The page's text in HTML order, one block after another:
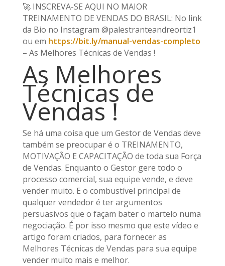
🚀 INSCREVA-SE AQUI NO MAIOR
TREINAMENTO DE VENDAS DO BRASIL: No link
da Bio no Instagram @palestranteandreortiz1
ou em https://bit.ly/manual-vendas-completo
– As Melhores Técnicas de Vendas !
As Melhores
Técnicas de
Vendas !
Se há uma coisa que um Gestor de Vendas deve
também se preocupar é o TREINAMENTO,
MOTIVAÇÃO E CAPACITAÇÃO de toda sua Força
de Vendas. Enquanto o Gestor gere todo o
processo comercial, sua equipe vende, e deve
vender muito. E o combustível principal de
qualquer vendedor é ter argumentos
persuasivos que o façam bater o martelo numa
negociação. É por isso mesmo que este vídeo e
artigo foram criados, para fornecer as
Melhores Técnicas de Vendas para sua equipe
vender muito mais e melhor.